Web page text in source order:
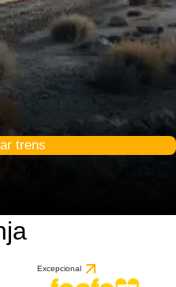
trens
Excepcional